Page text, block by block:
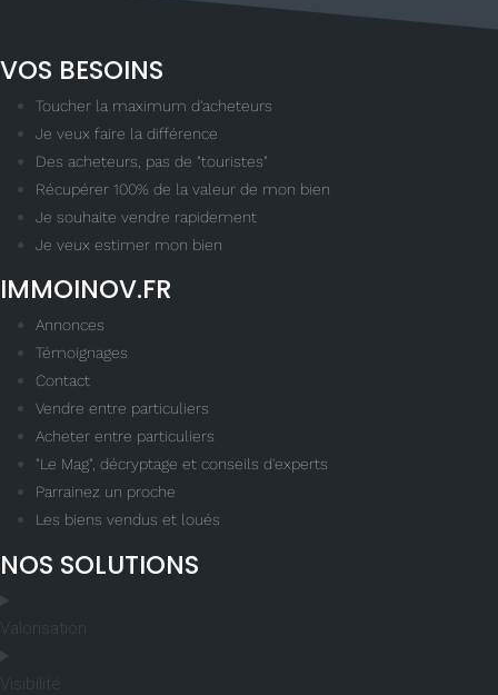
VOS BESOINS
Toucher la maximum d'acheteurs
Je veux faire la différence
Des acheteurs, pas de "touristes"
Récupérer 100% de la valeur de mon bien
Je souhaite vendre rapidement
Je veux estimer mon bien
IMMOINOV.FR
Annonces
Témoignages
Contact
Vendre entre particuliers
Acheter entre particuliers
"Le Mag", décryptage et conseils d'experts
Parrainez un proche
Les biens vendus et loués
NOS SOLUTIONS
Valorisation
Visibilité